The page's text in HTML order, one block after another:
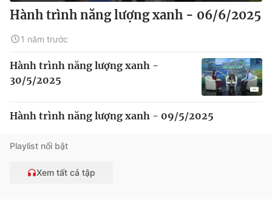
Hành trình năng lượng xanh - 06/6/2025
1 năm trước
Hành trình năng lượng xanh -
30/5/2025
Hành trình năng lượng xanh - 09/5/2025
Playlist nổi bật
Xem tất cả tập